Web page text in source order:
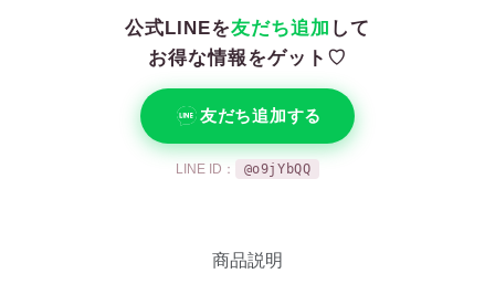
公式LINEを友だち追加 して
お得な情報をゲット♡
友だち追加する
LINE ID： @o9jYbQQ
商品説明